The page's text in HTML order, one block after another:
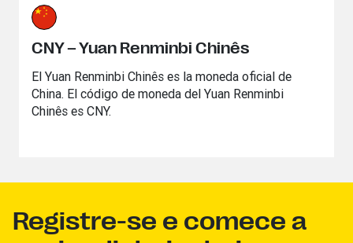
CNY – Yuan Renminbi Chinês
El Yuan Renminbi Chinês es la moneda oficial de
China. El código de moneda del Yuan Renminbi
Chinês es CNY.
Registre-se e comece a